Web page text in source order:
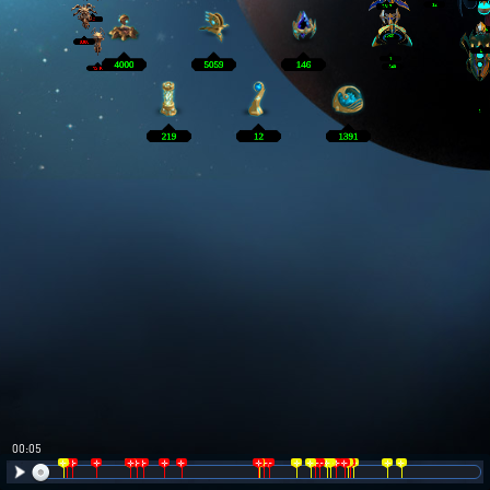
00:06